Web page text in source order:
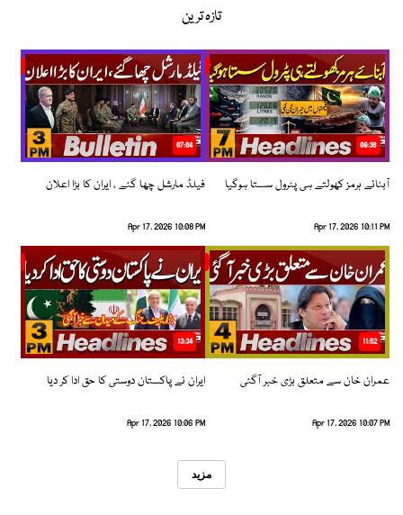
تازہ ترین
08:36
آبنائے ہرمز کھولتے ہی پٹرول سستا ہوگیا
Apr 17, 2026 10:11 PM
07:04
فیلڈ مارشل چھا گئے ، ایران کا بڑا اعلان
Apr 17, 2026 10:08 PM
11:52
عمران خان سے متعلق بڑی خبر آگئی
Apr 17, 2026 10:07 PM
13:34
ایران نے پاکستان دوستی کا حق ادا کر دیا
Apr 17, 2026 10:06 PM
مزید